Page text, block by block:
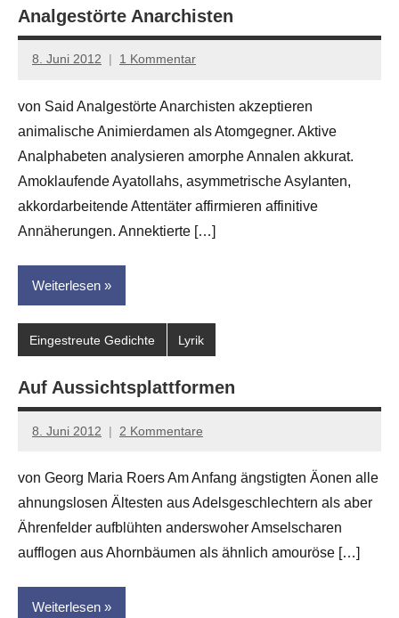
Analgestörte Anarchisten
8. Juni 2012
Anton
Leitner
1 Kommentar
von Said Analgestörte Anarchisten akzeptieren
animalische Animierdamen als Atomgegner. Aktive
Analphabeten analysieren amorphe Annalen akkurat.
Amoklaufende Ayatollahs, asymmetrische Asylanten,
akkordarbeitende Attentäter affirmieren affinitive
Annäherungen. Annektierte […]
Weiterlesen
Eingestreute Gedichte Lyrik
Auf Aussichtsplattformen
8. Juni 2012
Anton
Leitner
2 Kommentare
von Georg Maria Roers Am Anfang ängstigten Äonen alle
ahnungslosen Ältesten aus Adelsgeschlechtern als aber
Ährenfelder aufblühten anderswoher Amselscharen
aufflogen aus Ahornbäumen als ähnlich amouröse […]
Weiterlesen